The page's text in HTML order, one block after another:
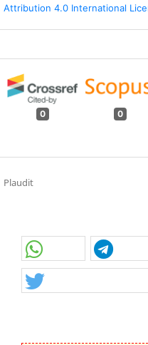
Attribution 4.0 International
0 0
Plaudit